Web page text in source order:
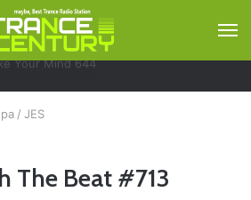
/ JES
The Beat #713